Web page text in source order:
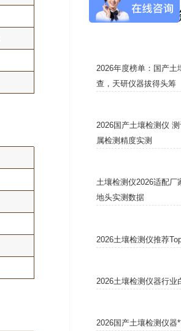
*新
2026年度榜单：国产
查，天研仪器拔得头筹
2026国产土壤检测仪
属检测精度实测
土壤检测仪2026适配厂
地头实测数据
2026土壤检测仪推荐
2026土壤检测仪器行业
2026国产土壤检测仪器